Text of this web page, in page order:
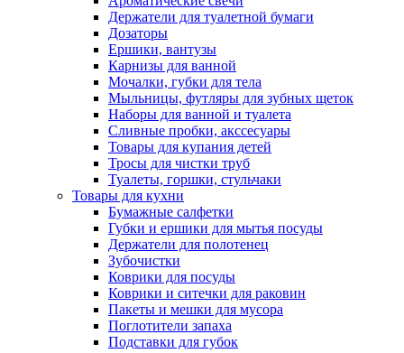
Держатели для туалетной бумаги
Дозаторы
Ершики, вантузы
Карнизы для ванной
Мочалки, губки для тела
Мыльницы, футляры для зубных щеток
Наборы для ванной и туалета
Сливные пробки, акссесуары
Товары для купания детей
Тросы для чистки труб
Туалеты, горшки, стульчаки
Товары для кухни
Бумажные салфетки
Губки и ершики для мытья посуды
Держатели для полотенец
Зубочистки
Коврики для посуды
Коврики и ситечки для раковин
Пакеты и мешки для мусора
Поглотители запаха
Подставки для губок